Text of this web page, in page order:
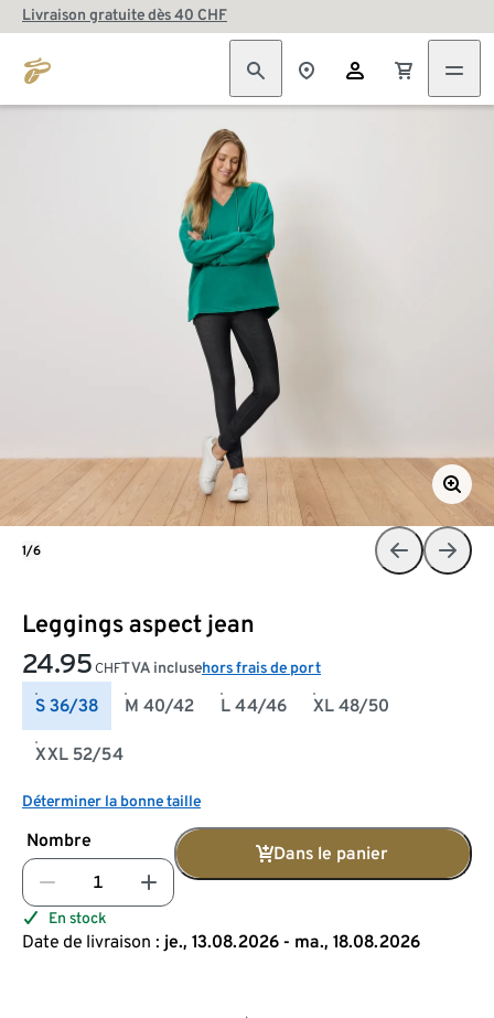
Livraison gratuite dès 40 CHF
Leggings aspect jean
24.95 CHFTVA inclusehors frais de port
S 36/38 M 40/42 L 44/46 XL 48/50
XXL 52/54
Déterminer la bonne taille
Nombre
Dans le panier
En stock
Date de livraison : je., 13.08.2026 - ma., 18.08.2026
1/6